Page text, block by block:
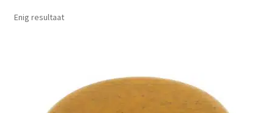
Contact
Enig resultaat